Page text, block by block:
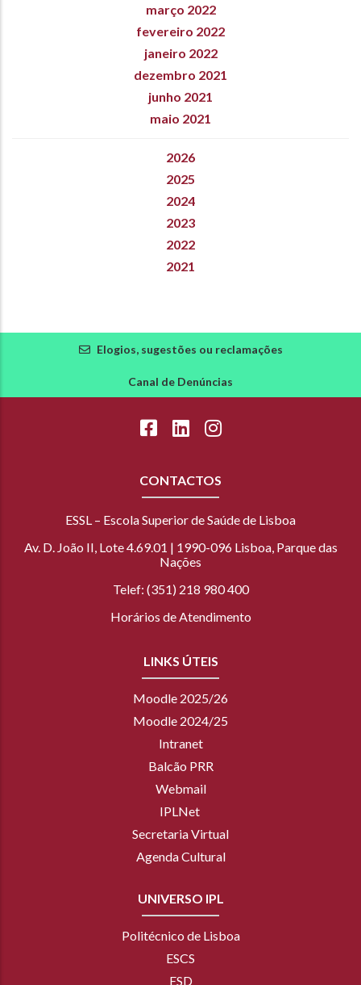
março 2022
fevereiro 2022
janeiro 2022
dezembro 2021
junho 2021
maio 2021
2026
2025
2024
2023
2022
2021
Elogios, sugestões ou reclamações
Canal de Denúncias
CONTACTOS
ESSL – Escola Superior de Saúde de Lisboa
Av. D. João II, Lote 4.69.01 | 1990-096 Lisboa, Parque das
Nações
Telef: (351) 218 980 400
Horários de Atendimento
LINKS ÚTEIS
Moodle 2025/26
Moodle 2024/25
Intranet
Balcão PRR
Webmail
IPLNet
Secretaria Virtual
Agenda Cultural
UNIVERSO IPL
Politécnico de Lisboa
ESCS
ESD